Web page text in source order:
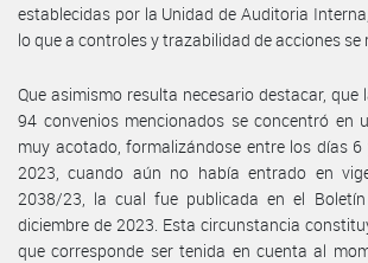
establecidas por la Unidad de Auditoria
lo que a controles y trazabilidad de acciones se
Que asimismo resulta necesario destacar, que
94 convenios mencionados se concentró en
muy acotado, formalizándose entre los días
2023, cuando aún no había entrado en
2038/23, la cual fue publicada en el
diciembre de 2023. Esta circunstancia
que corresponde ser tenida en cuenta al